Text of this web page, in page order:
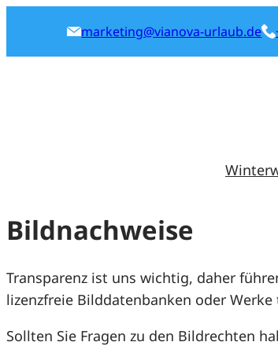
marketing@vianova-urlaub.de
Bildnachweise
Transparenz ist uns wichtig, daher
lizenzfreie Bilddatenbanken oder
Sollten Sie Fragen zu den Bildrechten